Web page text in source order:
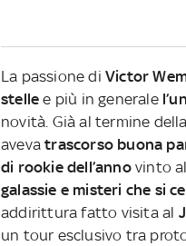
La passione di Victor
stellee più in generale
novità. Già al termine
avevatrascorso buona
di rookie dell’annovinto
galassie e misteri che si
addirittura fatto visita al
un tour esclusivo tra